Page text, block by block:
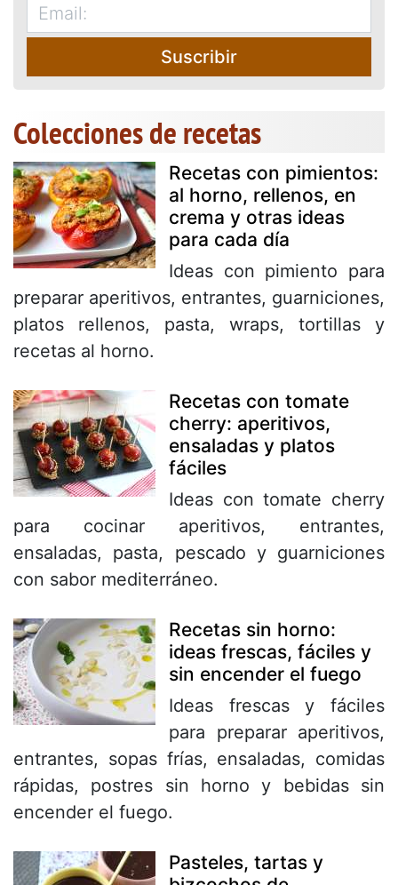
Suscribir
Colecciones de recetas
Recetas con pimientos:
al horno, rellenos, en
crema y otras ideas
para cada día
Ideas con pimiento para
preparar aperitivos, entrantes, guarniciones,
platos rellenos, pasta, wraps, tortillas y
recetas al horno.
Recetas con tomate
cherry: aperitivos,
ensaladas y platos
fáciles
Ideas con tomate cherry
para cocinar aperitivos, entrantes,
ensaladas, pasta, pescado y guarniciones
con sabor mediterráneo.
Recetas sin horno:
ideas frescas, fáciles y
sin encender el fuego
Ideas frescas y fáciles
para preparar aperitivos,
entrantes, sopas frías, ensaladas, comidas
rápidas, postres sin horno y bebidas sin
encender el fuego.
Pasteles, tartas y